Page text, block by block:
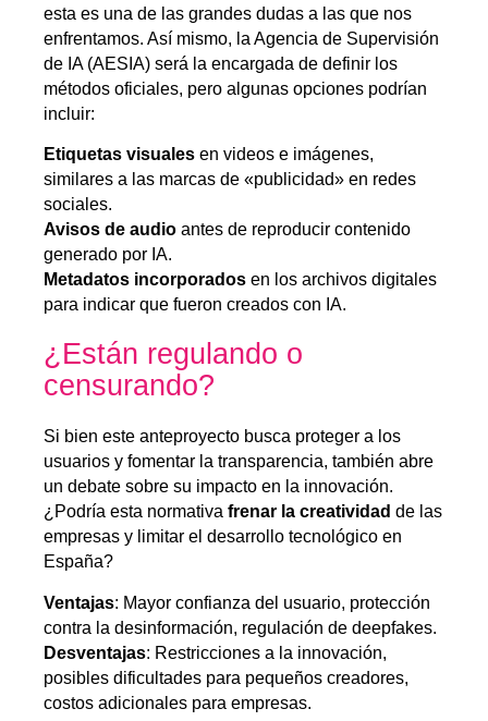
esta es una de las grandes dudas a las que nos
enfrentamos. Así mismo, la Agencia de Supervisión
de IA (AESIA) será la encargada de definir los
métodos oficiales, pero algunas opciones podrían
incluir:
Etiquetas visuales en videos e imágenes,
similares a las marcas de «publicidad» en redes
sociales.
Avisos de audio antes de reproducir contenido
generado por IA.
Metadatos incorporados en los archivos digitales
para indicar que fueron creados con IA.
¿Están regulando o
censurando?
Si bien este anteproyecto busca proteger a los
usuarios y fomentar la transparencia, también abre
un debate sobre su impacto en la innovación.
¿Podría esta normativa frenar la creatividad de las
empresas y limitar el desarrollo tecnológico en
España?
Ventajas: Mayor confianza del usuario, protección
contra la desinformación, regulación de deepfakes.
Desventajas: Restricciones a la innovación,
posibles dificultades para pequeños creadores,
costos adicionales para empresas.